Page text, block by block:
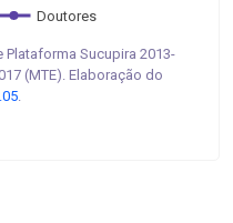
Doutores
Plataforma Sucupira 2013-
(MTE). Elaboração do
.